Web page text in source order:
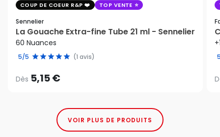
COUP DE COEUR R&P TOP VENTE
Sennelier
La Gouache Extra-fine Tube 21 ml - Sennelier
60 Nuances
5/5 (1 avis)
Dès 5,15 €
VOIR PLUS DE PRODUITS